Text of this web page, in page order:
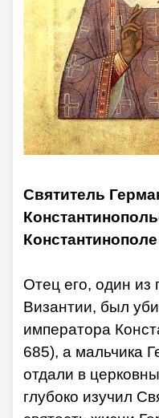
Святитель
Отец его, один из
Византии, был
императора
685), а мальчика
отдали в
глубоко изучил